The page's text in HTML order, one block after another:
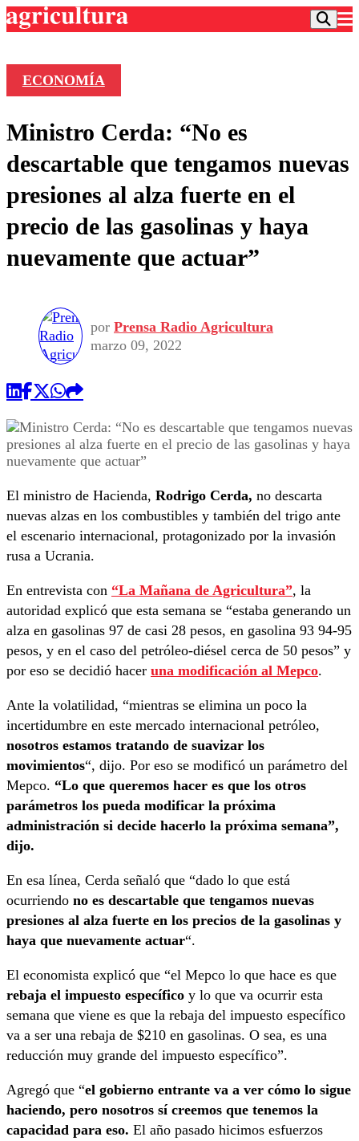
Frecuencias
Agricultura TV
Deportes
Colo Colo
Motor
Seleccion Chilena
Universidad Católica
Universidad de Chile
Entretención
Noticias
Economía
Política
Sustentabilidad
Vida Social
Publicaciones en medios
Opinión
ECONOMÍA
Ministro Cerda: “No es
descartable que tengamos nuevas
presiones al alza fuerte en el
precio de las gasolinas y haya
nuevamente que actuar”
por Prensa Radio Agricultura
marzo 09, 2022
El ministro de Hacienda, Rodrigo Cerda, no descarta
nuevas alzas en los combustibles y también del trigo ante
el escenario internacional, protagonizado por la invasión
rusa a Ucrania.
En entrevista con “La Mañana de Agricultura”, la
autoridad explicó que esta semana se “estaba generando un
alza en gasolinas 97 de casi 28 pesos, en gasolina 93 94-95
pesos, y en el caso del petróleo-diésel cerca de 50 pesos” y
por eso se decidió hacer una modificación al Mepco.
Ante la volatilidad, “mientras se elimina un poco la
incertidumbre en este mercado internacional petróleo,
nosotros estamos tratando de suavizar los
movimientos“, dijo. Por eso se modificó un parámetro del
Mepco. “Lo que queremos hacer es que los otros
parámetros los pueda modificar la próxima
administración si decide hacerlo la próxima semana”,
dijo.
En esa línea, Cerda señaló que “dado lo que está
ocurriendo no es descartable que tengamos nuevas
presiones al alza fuerte en los precios de la gasolinas y
haya que nuevamente actuar“.
El economista explicó que “el Mepco lo que hace es que
rebaja el impuesto específico y lo que va ocurrir esta
semana que viene es que la rebaja del impuesto específico
va a ser una rebaja de $210 en gasolinas. O sea, es una
reducción muy grande del impuesto específico”.
Agregó que “el gobierno entrante va a ver cómo lo sigue
haciendo, pero nosotros sí creemos que tenemos la
capacidad para eso. El año pasado hicimos esfuerzos